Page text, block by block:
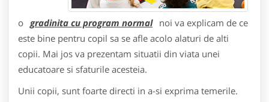
o gradinita cu program normal noi va explicam de ce
este bine pentru copil sa se afle acolo alaturi de alti
copii. Mai jos va prezentam situatii din viata unei
educatoare si sfaturile acesteia.
Unii copii, sunt foarte directi in a-si exprima temerile.